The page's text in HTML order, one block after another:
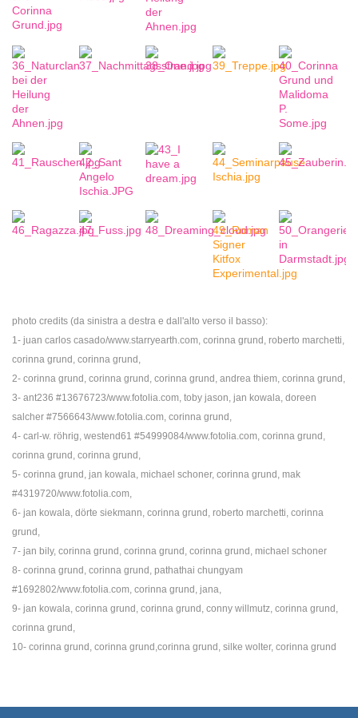
photo credits (da sinistra a destra e dall'alto verso il basso):
1- juan carlos casado/www.starryearth.com, corinna grund, roberto marchetti,
corinna grund, corinna grund,
2- corinna grund, corinna grund, corinna grund, andrea thiem, corinna grund,
3- ant236 #13676723/www.fotolia.com, toby jason, jan kowala, doreen
salcher #7566643/www.fotolia.com, corinna grund,
4- carl-w. röhrig, westend61 #54999084/www.fotolia.com, corinna grund,
corinna grund, corinna grund,
5- corinna grund, jan kowala, michael schoner, corinna grund, mak
#4319720/www.fotolia.com,
6- jan kowala, dörte siekmann, corinna grund, roberto marchetti, corinna
grund,
7- jan bily, corinna grund, corinna grund, corinna grund, michael schoner
8- corinna grund, corinna grund, pathathai chungyam
#1692802/www.fotolia.com, corinna grund, jana,
9- jan kowala, corinna grund, corinna grund, conny willmutz, corinna grund,
corinna grund,
10- corinna grund, corinna grund,corinna grund, silke wolter, corinna grund